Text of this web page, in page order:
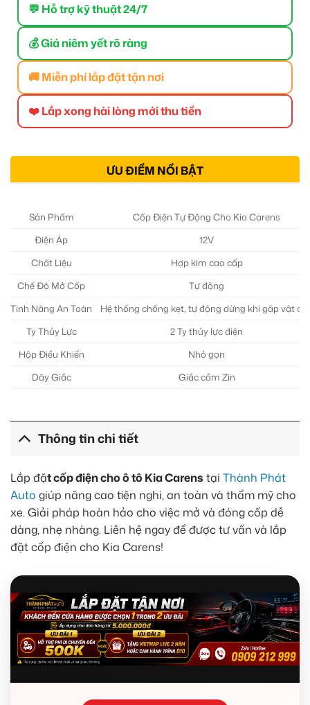
💬 Hỗ trợ kỹ thuật 24/7
💰 Giá niêm yết rõ ràng
🚚 Miễn phí lắp đặt tận nơi
❤️ Lắp xong hài lòng mới thu tiền
ƯU ĐIỂM NỔI BẬT
Sản Phẩm
Cốp Điện Tự Động Cho Kia Carens
Điện Áp
12V
Chất Liệu
Hợp kim cao cấp
Chế Độ Mở Cốp
Tự động
Tính Năng An Toàn
Hệ thống chống kẹt, tự động dừng khi gặp vật
Ty Thủy Lực
2 Ty thủy lực điện
Hộp Điều Khiển
Nhỏ gọn
Dây Giắc
Giắc cắm Zin
Thông tin chi tiết
Lắp đặt cốp điện cho ô tô Kia Carens tại Thành Phát
Auto giúp nâng cao tiện nghi, an toàn và thẩm mỹ cho
xe. Giải pháp hoàn hảo cho việc mở và đóng cốp dễ
dàng, nhẹ nhàng. Liên hệ ngay để được tư vấn và lắp
đặt cốp điện cho Kia Carens!